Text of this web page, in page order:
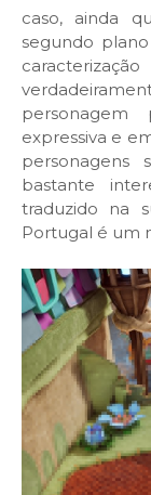
caso, ainda
segundo
personagem
expressiva e
personagens
bastante
traduzido na
Portugal é um